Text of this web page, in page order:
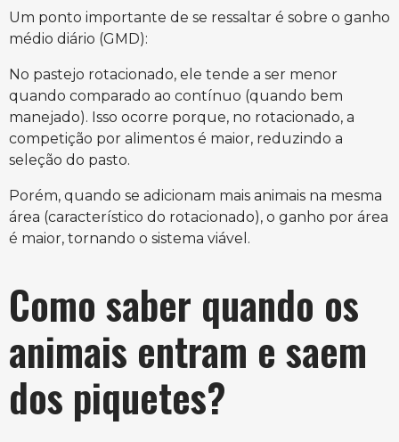
Um ponto importante de se ressaltar é sobre o ganho
médio diário (GMD):
No pastejo rotacionado, ele tende a ser menor
quando comparado ao contínuo (quando bem
manejado). Isso ocorre porque, no rotacionado, a
competição por alimentos é maior, reduzindo a
seleção do pasto.
Porém, quando se adicionam mais animais na mesma
área (característico do rotacionado), o ganho por área
é maior, tornando o sistema viável.
Como saber quando os
animais entram e saem
dos piquetes?